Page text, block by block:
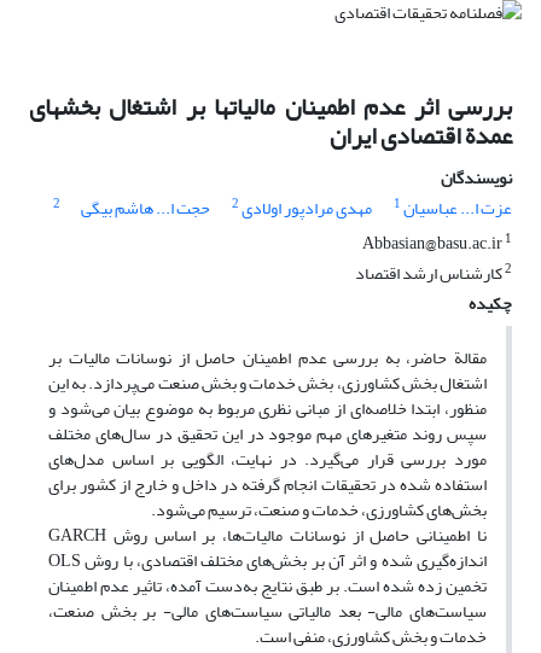
بررسی اثر عدم اطمینان مالیاتها بر اشتغال بخشهای
عمدة اقتصادی ایران
نویسندگان
عزت ا... عباسیان1 مهدی مرادپور اولادی2 حجت ا... هاشم بیگی
2
1
2کارشناس ارشد اقتصاد
چکیده
مقالة حاضر، به بررسی عدم اطمینان حاصل از نوسانات مالیات بر
اشتغال بخش کشاورزی، بخش خدمات و بخش صنعت می‌پردازد. به این
منظور، ابتدا خلاصه‌ای از مبانی نظری مربوط به موضوع بیان می‌شود و
سپس روند متغیرهای مهم موجود در این تحقیق در سال‌های مختلف
مورد بررسی قرار می‌گیرد. در نهایت، الگویی بر اساس مدل‌های
استفاده شده در تحقیقات انجام گرفته در داخل و خارج از کشور برای
بخش‌های کشاورزی، خدمات و صنعت، ترسیم می‌شود.
نا اطمینانی حاصل از نوسانات مالیات‌ها، بر اساس روش GARCH
اندازه‌گیری شده و اثر آن بر بخش‌های مختلف اقتصادی، با روش OLS
تخمین زده شده است. بر طبق نتایج به‌دست آمده، تاثیر عدم اطمینان
سیاست‌های مالی- بعد مالیاتی سیاست‌های مالی- بر بخش صنعت،
خدمات و بخش کشاورزی، منفی است.